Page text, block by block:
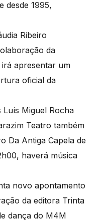
desde 1995,
Ribeiro
da
apresentar um
oficial da
Miguel Rocha
Teatro também
Da Antiga Capela de
haverá música
novo apontamento
da editora Trinta
dança do M4M